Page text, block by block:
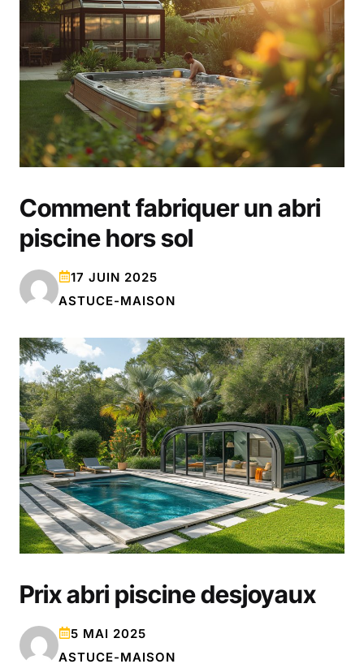
Comment fabriquer un abri
piscine hors sol
17 JUIN 2025
ASTUCE-MAISON
Prix abri piscine desjoyaux
5 MAI 2025
ASTUCE-MAISON